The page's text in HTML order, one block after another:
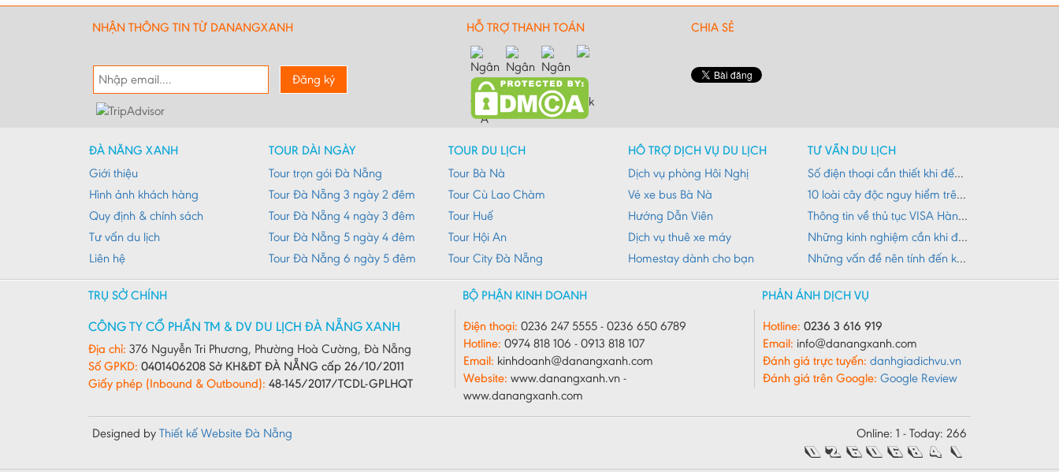
NHẬN THÔNG TIN TỪ DANANGXANH
Đăng ký
HỖ TRỢ THANH TOÁN CHIA SẺ
ĐÀ NẴNG XANH
Giới thiệu
Hình ảnh khách hàng
Quy định & chính sách
Tư vấn du lịch
Liên hệ
TOUR DÀI NGÀY
Tour trọn gói Đà Nẵng
Tour Đà Nẵng 3 ngày 2 đêm
Tour Đà Nẵng 4 ngày 3 đêm
Tour Đà Nẵng 5 ngày 4 đêm
Tour Đà Nẵng 6 ngày 5 đêm
TOUR DU LỊCH
Tour Bà Nà
Tour Cù Lao Chàm
Tour Huế
Tour Hội An
Tour City Đà Nẵng
HỖ TRỢ DỊCH VỤ DU LỊCH
Dịch vụ phòng Hôi Nghị
Vé xe bus Bà Nà
Hướng Dẫn Viên
Dịch vụ thuê xe máy
Homestay dành cho bạn
TƯ VẤN DU LỊCH
Số điện thoại cần thiết khi đến Đà Nẵng
10 loài cây độc nguy hiểm trên đường du lịch
Thông tin về thủ tục VISA Hàn Quốc
Những kinh nghiệm cần khi đi du lịch núi Đà Nẵng
Những vấn đề nên tính đến khi đi du lịch
TRỤ SỞ CHÍNH
CÔNG TY CỔ PHẦN TM & DV DU LỊCH ĐÀ NẴNG XANH
Địa chỉ: 376 Nguyễn Tri Phương, Phường Hoà Cường, Đà Nẵng
Số GPKD: 0401406208 Sở KH&ĐT ĐÀ NẴNG cấp 26/10/2011
Giấy phép (Inbound & Outbound): 48-145/2017/TCDL-GPLHQT
BỘ PHẬN KINH DOANH
Điện thoại: 0236 247 5555 - 0236 650 6789
Hotline: 0974 818 106 - 0913 818 107
Email: kinhdoanh@danangxanh.com
Website: www.danangxanh.vn -
www.danangxanh.com
PHẢN ÁNH DỊCH VỤ
Hotline: 0236 3 616 919
Email: info@danangxanh.com
Đánh giá trực tuyến: danhgiadichvu.vn
Đánh giá trên Google: Google Review
Designed by Thiết kế Website Đà Nẵng Online: 1 - Today: 266